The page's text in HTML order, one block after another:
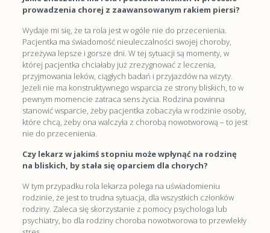
prowadzenia chorej z zaawansowanym rakiem piersi?
Wydaje mi się, że ta rola jest w ogóle nie do przecenienia.
Pacjentka ma świadomość nieuleczalności swojej choroby,
przeżywa lepsze i gorsze dni. W tej sytuacji są momenty, w
której pacjentka chciałaby już zrezygnować z leczenia,
przyjmowania leków, ciągłych badań i przyjazdów na wizyty.
Jeżeli nie ma konstruktywnego wsparcia ze strony bliskich, to w
pewnym momencie zatraca sens życia. Rodzina powinna
stanowić wsparcie, żeby pacjentka zobaczyła w rodzinie osoby,
które chcą, żeby ona walczyła z chorobą nowotworową – to jest
nie do przecenienia.
Czy lekarz w jakimś stopniu może wpłynąć na rodzinę
na bliskich, by stała się oparciem dla chorych?
W tym przypadku rola lekarza polega na uświadomieniu
rodzinie, że jest to trudna sytuacja, dla wszystkich członków
rodziny. Zaleca się skorzystanie z pomocy psychologa lub
psychiatry, bo dla rodziny choroba nowotworowa to przewlekły